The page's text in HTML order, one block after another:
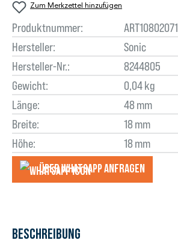
Zum Merkzettel hinzufügen
Produktnummer:
ART10802071
Hersteller:
Sonic
Hersteller-Nr.:
8244805
Gewicht:
0,04 kg
Länge:
48 mm
Breite:
18 mm
Höhe:
18 mm
Über WhatsApp anfragеn
Beschreibung